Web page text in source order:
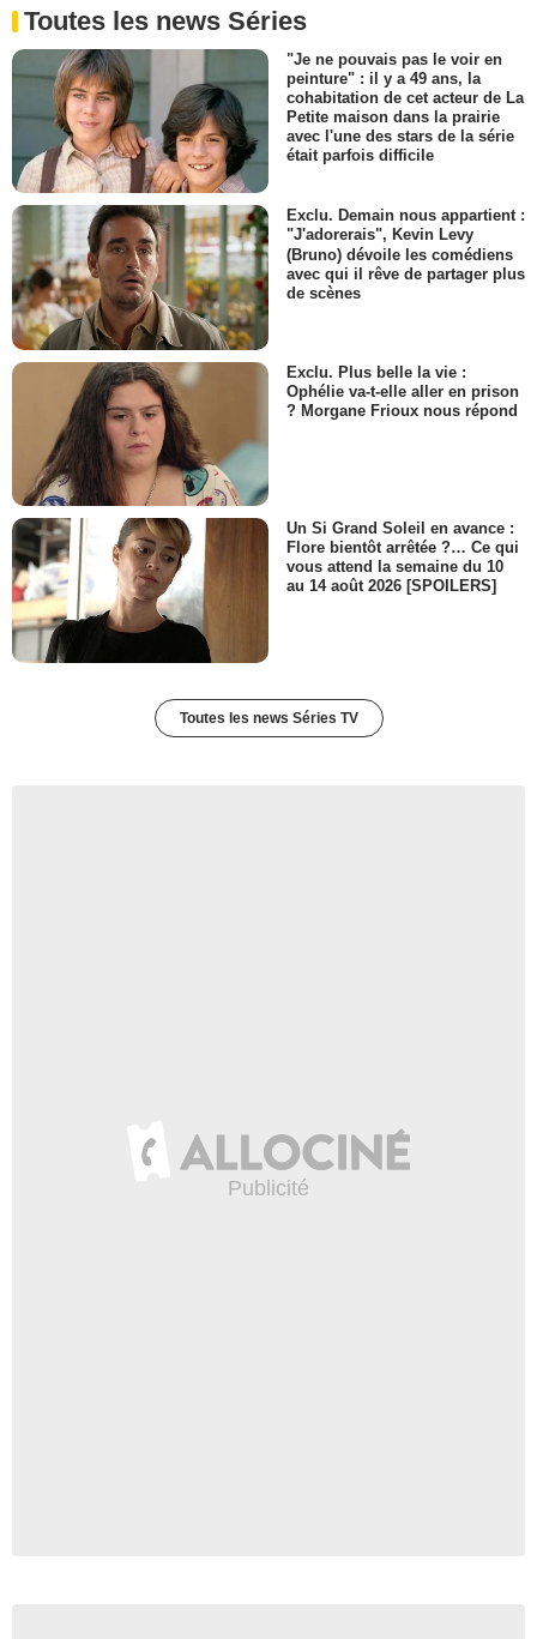
Toutes les news Séries
"Je ne pouvais pas le voir en
peinture" : il y a 49 ans, la
cohabitation de cet acteur de La
Petite maison dans la prairie
avec l'une des stars de la série
était parfois difficile
Exclu. Demain nous appartient :
"J'adorerais", Kevin Levy
(Bruno) dévoile les comédiens
avec qui il rêve de partager plus
de scènes
Exclu. Plus belle la vie :
Ophélie va-t-elle aller en prison
? Morgane Frioux nous répond
Un Si Grand Soleil en avance :
Flore bientôt arrêtée ?… Ce qui
vous attend la semaine du 10
au 14 août 2026 [SPOILERS]
Toutes les news Séries TV